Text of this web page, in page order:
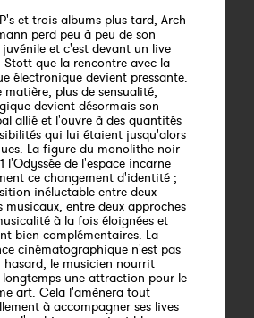
et trois albums plus tard, Arch
perd peu à peu de son
et c'est devant un live
Stott que la rencontre avec la
électronique devient pressante.
matière, plus de sensualité,
devient désormais son
allié et l'ouvre à des quantités
qui lui étaient jusqu'alors
La figure du monolithe noir
l'Odyssée de l'espace incarne
ce changement d'identité ;
inéluctable entre deux
musicaux, entre deux approches
à la fois éloignées et
bien complémentaires. La
cinématographique n'est pas
hasard, le musicien nourrit
longtemps une attraction pour le
art. Cela l'amènera tout
à accompagner ses lives